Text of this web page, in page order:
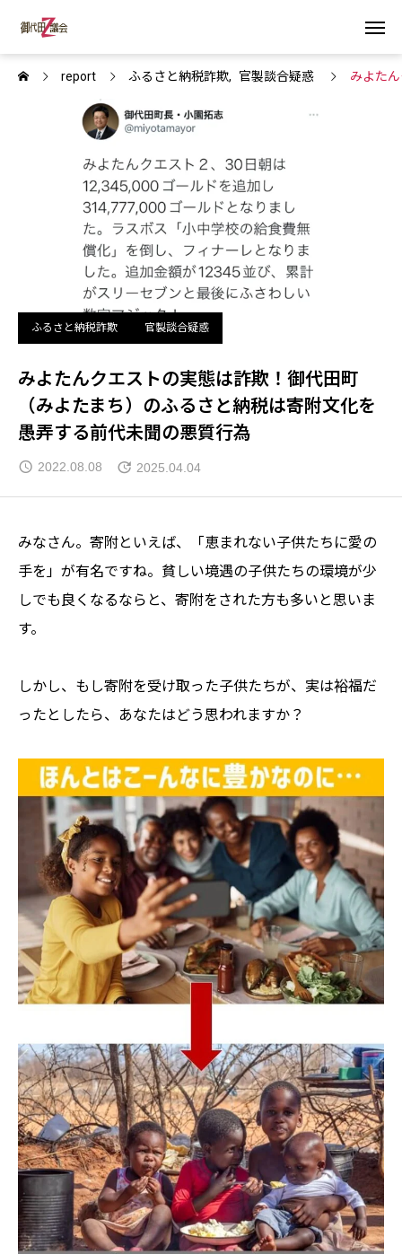
report ふるさと納税詐欺 官製談合疑惑 みよた
ふるさと納税詐欺 官製談合疑惑
みよたんクエストの実態は詐欺！御代田町
（みよたまち）のふるさと納税は寄附文化を
愚弄する前代未聞の悪質行為
2022.08.08 2025.04.04
みなさん。寄附といえば、「恵まれない子供たちに愛の
手を」が有名ですね。貧しい境遇の子供たちの環境が少
しでも良くなるならと、寄附をされた方も多いと思いま
す。
しかし、もし寄附を受け取った子供たちが、実は裕福だ
ったとしたら、あなたはどう思われますか？